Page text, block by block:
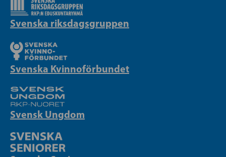
Svenska riksdagsgruppen
Svenska Kvinnoförbundet
Svensk Ungdom